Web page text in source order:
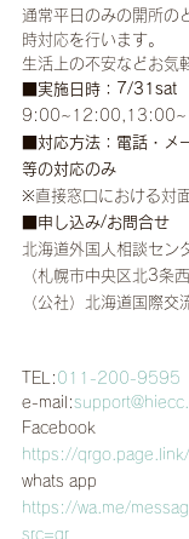
通常平日のみの開所
時対応を行います。
生活上の不安などお気
■実施日時：7/31sat
■対応方法：電話・メ
等の対応のみ
※直接窓口における対
■申し込み/お問合せ
北海道外国人相談セン
（札幌市中央区北3条
（公社）北海道国際交
TEL: 011-200-9595
e-mail:
Facebook
https://
whats app
https://wa.me/
src=qr